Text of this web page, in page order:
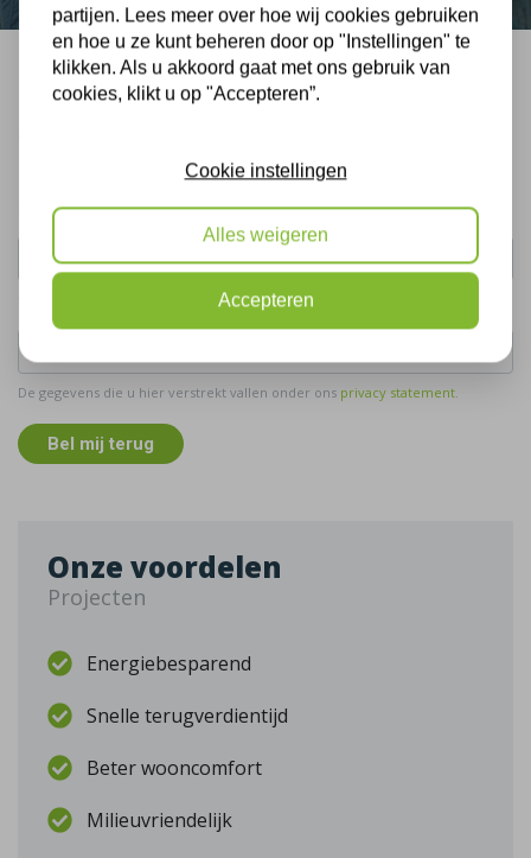
Bel mij terug
Uw naam:
De gegevens die u hier verstrekt vallen onder ons privacy statement.
Bel mij terug
Onze voordelen
Projecten
Energiebesparend
Snelle terugverdientijd
Beter wooncomfort
Milieuvriendelijk
partijen. Lees meer over hoe wij cookies gebruiken
en hoe u ze kunt beheren door op "Instellingen" te
klikken. Als u akkoord gaat met ons gebruik van
cookies, klikt u op "Accepteren”.
Cookie instellingen
Alles weigeren
Accepteren